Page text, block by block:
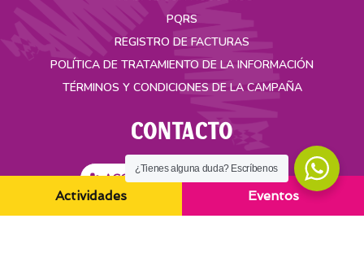
PQRS
REGISTRO DE FACTURAS
POLÍTICA DE TRATAMIENTO DE LA INFORMACIÓN
TÉRMINOS Y CONDICIONES DE LA CAMPAÑA
CONTACTO
ACCESO SEGURO ASAMBLEA
Carrera 35A No. 49-55 Bucaramanga, Colombia
Actividades Eventos
¿Tienes alguna duda? Escríbenos